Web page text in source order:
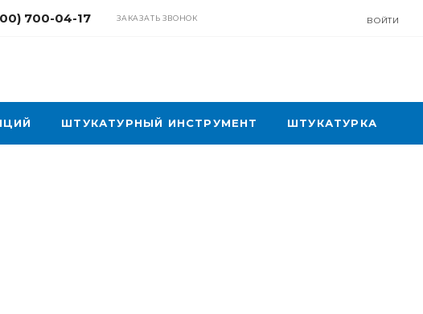
700-04-17 ЗАКАЗАТЬ ЗВОНОК ВОЙТИ
ШТУКАТУРНЫЙ ИНСТРУМЕНТ ШТУКАТУРКА